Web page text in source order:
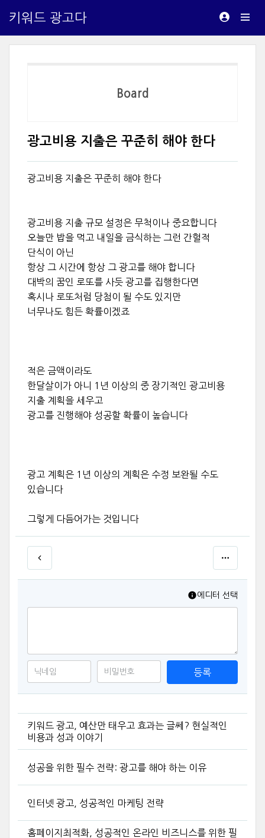
키워드 광고다
Board
광고비용 지출은 꾸준히 해야 한다
광고비용 지출은 꾸준히 해야 한다
광고비용 지출 규모 설정은 무척이나 중요합니다
오늘만 밥을 먹고 내일을 금식하는 그런 간헐적
단식이 아닌
항상 그 시간에 항상 그 광고를 해야 합니다
대박의 꿈인 로또를 사듯 광고를 집행한다면
혹시나 로또처럼 당첨이 될 수도 있지만
너무나도 힘든 확률이겠죠
적은 금액이라도
한달살이가 아니 1년 이상의 중 장기적인 광고비용
지출 계획을 세우고
광고를 진행해야 성공할 확률이 높습니다
광고 계획은 1년 이상의 계획은 수정 보완될 수도
있습니다
그렇게 다듬어가는 것입니다
에디터 선택
등록
키워드 광고, 예산만 태우고 효과는 글쎄? 현실적인
비용과 성과 이야기
성공을 위한 필수 전략: 광고를 해야 하는 이유
인터넷 광고, 성공적인 마케팅 전략
홈페이지최적화, 성공적인 온라인 비즈니스를 위한 필